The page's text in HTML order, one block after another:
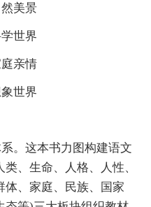
美景
世界
亲情
世界
。这本书力图构建语文
、生命、人格、人性、
体、家庭、民族、国家